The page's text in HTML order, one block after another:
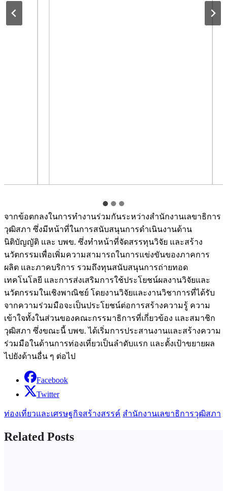
จากข้อตกลงในการทำงานร่วมกันระหว่างสำนักงานเลขาธิการ
วุฒิสภา ซึ่งมีหน้าที่ในการสนับสนุนการดำเนินงานด้าน
นิติบัญญัติ และ บพข. ซึ่งทำหน้าที่จัดสรรทุนวิจัย และสร้าง
นวัตกรรมเพื่อเพิ่มความสามารถในการแข่งขันของภาคการ
ผลิต และภาคบริการ รวมถึงทุนสนับสนุนการถ่ายทอด
เทคโนโลยี และการส่งเสริมการใช้ประโยชน์ผลงานวิจัยและ
นวัตกรรมในเชิงพาณิชย์ โดยงานวิจัยและงานวิชาการที่ได้รับ
จากความร่วมมือจะเป็นประโยชน์ต่อการสร้างความรู้ ความ
เข้าใจทั้งในส่วนของคณะกรรมาธิการที่เกี่ยวข้อง และสมาชิก
วุฒิสภา ซึ่งขณะนี้ บพข. ได้เริ่มการประสานงานและสร้างความ
ร่วมมือในด้านการท่องเที่ยวเป็นลำดับแรก และตั้งเป้าขยายผล
ไปยังด้านอื่น ๆ ต่อไป
Facebook
Twitter
ท่องเที่ยวและเศรษฐกิจสร้างสรรค์ สำนักงานเลขาธิการวุฒิสภา
Related Posts